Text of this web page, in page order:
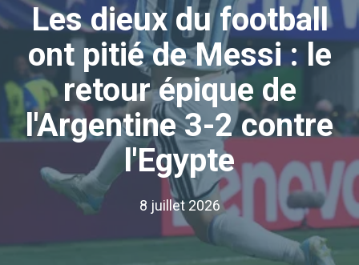
Les dieux du football
ont pitié de Messi : le
retour épique de
l'Argentine 3-2 contre
l'Egypte
8 juillet 2026